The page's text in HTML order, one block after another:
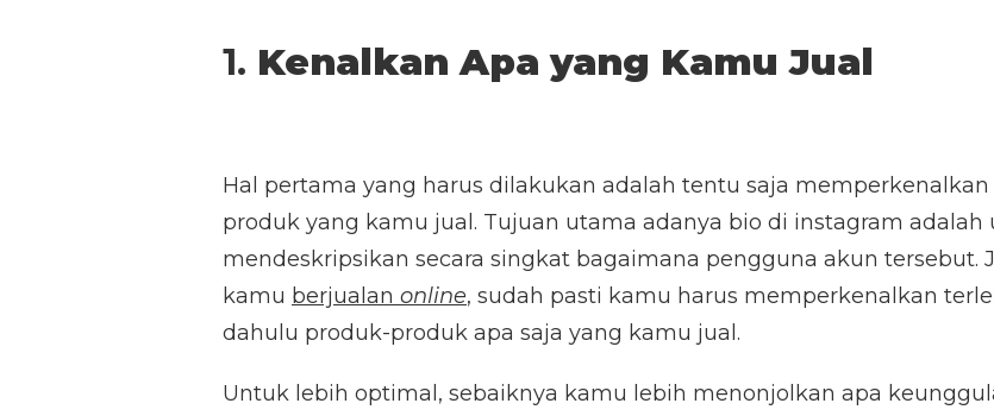
1. Kenalkan Apa yang Kamu Jual
Hal pertama yang harus dilakukan adalah tentu saja memperkenalkan
produk yang kamu jual. Tujuan utama adanya bio di instagram adalah
mendeskripsikan secara singkat bagaimana pengguna akun tersebut.
kamu berjualan online, sudah pasti kamu harus memperkenalkan
dahulu produk-produk apa saja yang kamu jual.
Untuk lebih optimal, sebaiknya kamu lebih menonjolkan apa